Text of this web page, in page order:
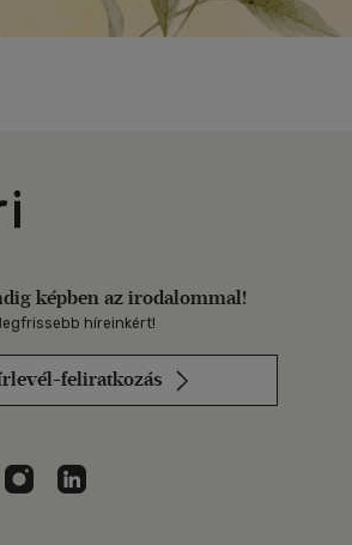
Libri
képben az irodalommal!
híreinkért!
feliratkozás
a Youtube-on
Libri az Instagramon
Libri a LinkedInen